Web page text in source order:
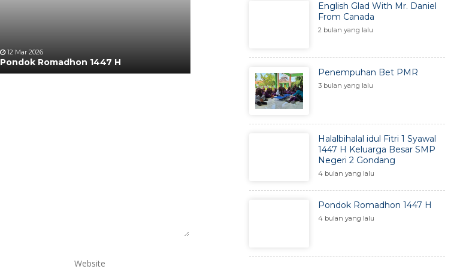
12 Mar 2026
Pondok Romadhon 1447 H
English Glad With Mr. Daniel
From Canada
2 bulan yang lalu
Penempuhan Bet PMR
3 bulan yang lalu
Halalbihalal idul Fitri 1 Syawal
1447 H Keluarga Besar SMP
Negeri 2 Gondang
4 bulan yang lalu
Pondok Romadhon 1447 H
4 bulan yang lalu